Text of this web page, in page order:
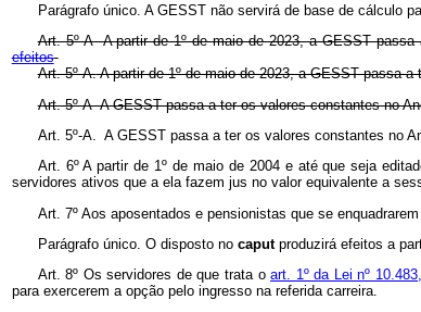
Parágrafo único. A GESST não servirá de base de cálculo
Art. 5º-A A partir de 1º de maio de 2023, a GESST
efeitos
Art. 5º-A.A partir de 1º de maio de 2023, a GESST passa
Art. 5º-A A GESST passa a ter os valores constantes no
Art. 5º-A. A GESST passa a ter os valores constantes no
Art. 6º A partir de 1º de maio de 2004 e até que seja
servidores ativos que a ela fazem jus no valor equivalente a
Art. 7º Aos aposentados e pensionistas que se
Parágrafo único. O disposto no caput produzirá efeitos a
Art. 8º Os servidores de que trata oart. 1º da Lei nº
para exercerem a opção pelo ingresso na referida carreira.